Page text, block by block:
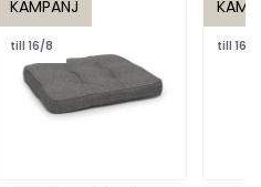
KAMPANJ
till 16/8 till 16/8